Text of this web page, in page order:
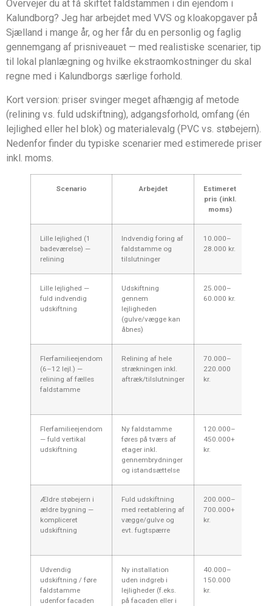
Overvejer du at få skiftet faldstammen i din ejendom i
Kalundborg? Jeg har arbejdet med VVS og kloakopgaver på
Sjælland i mange år, og her får du en personlig og faglig
gennemgang af prisniveauet — med realistiske scenarier, tip
til lokal planlægning og hvilke ekstraomkostninger du skal
regne med i Kalundborgs særlige forhold.
Kort version: priser svinger meget afhængig af metode
(relining vs. fuld udskiftning), adgangsforhold, omfang (én
lejlighed eller hel blok) og materialevalg (PVC vs. støbejern).
Nedenfor finder du typiske scenarier med estimerede priser
inkl. moms.
Scenario Arbejdet
Estimeret
pris (inkl.
moms)
Lille lejlighed (1
badeværelse) —
relining
Indvendig foring af
faldstamme og
tilslutninger
10.000–
28.000 kr.
Lille lejlighed —
fuld indvendig
udskiftning
Udskiftning
gennem
lejligheden
(gulve/vægge kan
åbnes)
25.000–
60.000 kr.
Flerfamilieejendom
(6–12 lejl.) —
relining af fælles
faldstamme
Relining af hele
strækningen inkl.
aftræk/tilslutninger
70.000–
220.000
kr.
Flerfamilieejendom
— fuld vertikal
udskiftning
Ny faldstamme
føres på tværs af
etager inkl.
gennembrydninger
og istandsættelse
120.000–
450.000+
kr.
Ældre støbejern i
ældre bygning —
kompliceret
udskiftning
Fuld udskiftning
med reetablering af
vægge/gulve og
evt. fugtspærre
200.000–
700.000+
kr.
Udvendig
udskiftning / føre
faldstamme
udenfor facaden
Ny installation
uden indgreb i
lejligheder (f.eks.
på facaden eller i
40.000–
150.000
kr.